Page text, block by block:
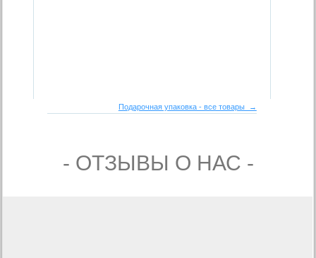
Подарочная упаковка - все товары →
- ОТЗЫВЫ О НАС -